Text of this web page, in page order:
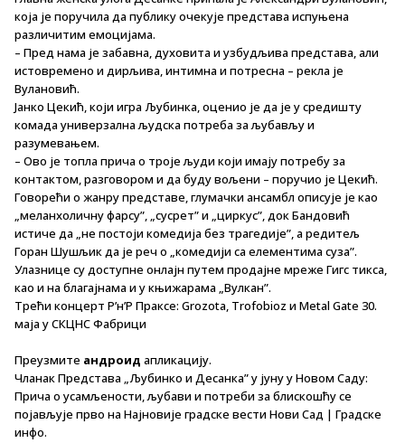
која је поручила да публику очекује представа испуњена
различитим емоцијама.
– Пред нама је забавна, духовита и узбудљива представа, али
истовремено и дирљива, интимна и потресна – рекла је
Вулановић.
Јанко Цекић, који игра Љубинка, оценио је да је у средишту
комада универзална људска потреба за љубављу и
разумевањем.
– Ово је топла прича о троје људи који имају потребу за
контактом, разговором и да буду вољени – поручио је Цекић.
Говорећи о жанру представе, глумачки ансамбл описује је као
„меланхоличну фарсу”, „сусрет” и „циркус”, док Бандовић
истиче да „не постоји комедија без трагедије”, а редитељ
Горан Шушљик да је реч о „комедији са елементима суза”.
Улазнице су доступне онлајн путем продајне мреже Гигс тикса,
као и на благајнама и у књижарама „Вулкан”.
Трећи концерт Р’н’Р Праксе: Grozota, Trofobioz и Metal Gate 30.
маја у СКЦНС Фабрици
Преузмите андроид апликацију.
Чланак Представа „Љубинко и Десанка” у јуну у Новом Саду:
Прича о усамљености, љубави и потреби за блискошћу се
појављује прво на Најновије градске вести Нови Сад | Градске
инфо.